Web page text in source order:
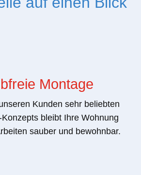
Montage
Kunden sehr beliebten
bleibt Ihre Wohnung
sauber und bewohnbar.